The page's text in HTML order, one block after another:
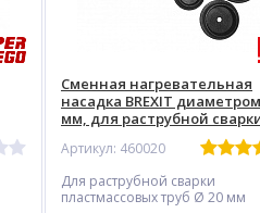
Сменная нагревательная
насадка BREXIT
мм, для раструбной
Артикул: 460020
Для раструбной сварки
пластмассовых труб Ø 20 мм